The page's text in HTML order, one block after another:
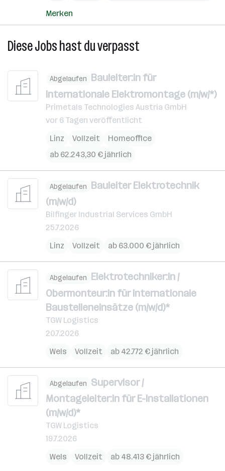
Merken
Diese Jobs hast du verpasst
Abgelaufen Bauleiter:in für
internationale Elektromontage (m/w/*)
Primetals Technologies Austria GmbH
vor 6 Tagen veröffentlicht
Linz
Vollzeit
Homeoffice
ab 62.243,30 € jährlich
Abgelaufen Bauleiter Elektrotechnik
(m/w/d)
Bilfinger Industrial Services GmbH
25.7.2026
Linz
Vollzeit ab 63.000 € jährlich
Abgelaufen Elektrotechniker:in /
Obermonteur:in für internationale
Baustelleneinsätze (m/w/d)*
TGW Logistics
20.7.2026
Wels
Vollzeit ab 42.772 € jährlich
Abgelaufen Supervisor /
Montageleiter:in für E-Installationen
(m/w/d)*
TGW Logistics
19.7.2026
Wels
Vollzeit ab 48.413 € jährlich